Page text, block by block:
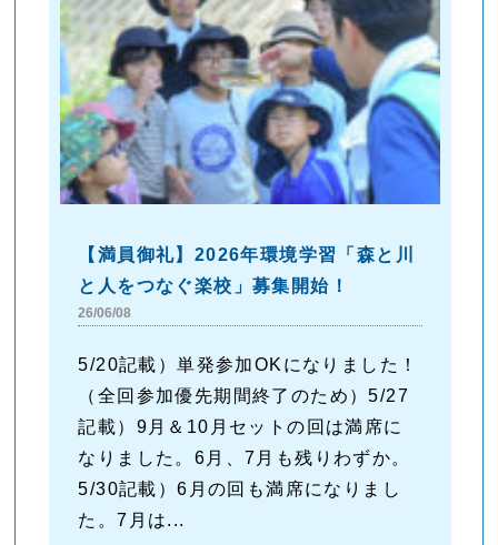
【満員御礼】2026年環境学習「森と川
と人をつなぐ楽校」募集開始！
26/06/08
5/20記載）単発参加OKになりました！
（全回参加優先期間終了のため）5/27
記載）9月＆10月セットの回は満席に
なりました。6月、7月も残りわずか。
5/30記載）6月の回も満席になりまし
た。7月は...